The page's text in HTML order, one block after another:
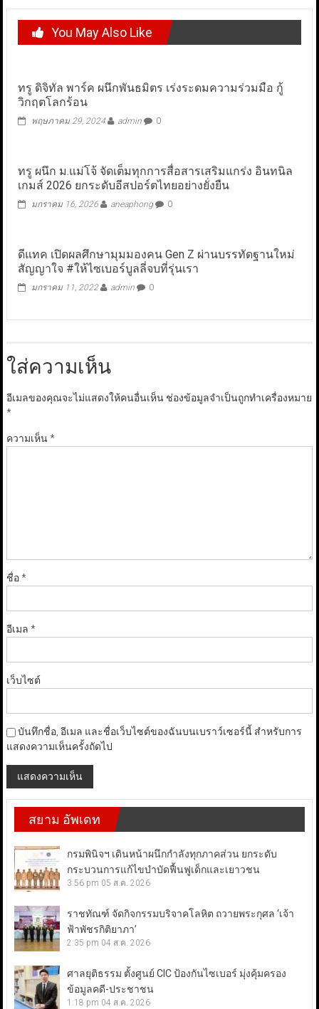
You May Also Like
ทรู ดิจิทัล พาร์ค ผนึกพันธมิตร เร่งระดมความร่วมมือ กู้
วิกฤตโลกร้อน
พฤษภาคม 29, 2024 admin 0
ทรู ผนึก ม.แม่โจ้ จัดเต็มทุกการสื่อสารเสริมแกร่ง อินทนิล
เกมส์ 2026 ยกระดับอีสปอร์ตไทยอย่างยั่งยืน
มกราคม 16, 2026 aneaphong 0
ดีแทค เปิดผลศึกษามุมมองคน Gen Z ผ่านบรรทัดฐานใหม่
สัญญาใจ #ให้ไซเบอร์บูลลี่จบที่รุ่นเรา
มกราคม 11, 2022 admin 0
ใส่ความเห็น
อีเมลของคุณจะไม่แสดงให้คนอื่นเห็น ช่องข้อมูลจำเป็นถูกทำเครื่องหมาย
*
ความเห็น*
ชื่อ*
อีเมล *
เว็บไซต์
บันทึกชื่อ, อีเมล และชื่อเว็บไซต์ของฉันบนเบราว์เซอร์นี้ สำหรับการ
แสดงความเห็นครั้งถัดไป
สยาม อัพเดท
กรมพินิจฯ เดินหน้าผนึกกำลังทุกภาคส่วน ยกระดับ
กระบวนการแก้ไขบำบัดฟื้นฟูเด็กและเยาวชน
3:56 pm 05 ส.ค. 2026
ราชทัณฑ์ จัดกิจกรรมบริจาคโลหิต ถวายพระกุศล ‘เจ้า
ฟ้าพัชรกิติยาภา’
2:35 pm 04 ส.ค. 2026
ศาลยุติธรรม ตั้งศูนย์ CIC ป้องกันไซเบอร์ มุ่งคุ้มครอง
ข้อมูลคดี-ประชาชน
1:18 pm 04 ส.ค. 2026